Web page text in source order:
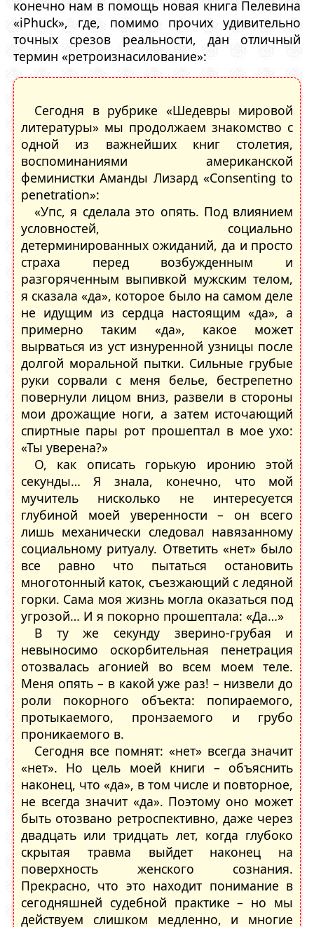
конечно нам в помощь новая книга Пелевина
«iPhuck», где, помимо прочих удивительно
точных срезов реальности, дан отличный
термин «ретроизнасилование»:
Сегодня в рубрике «Шедевры мировой
литературы» мы продолжаем знакомство с
одной из важнейших книг столетия,
воспоминаниями американской
феминистки Аманды Лизард «Consenting to
penetration»:
«Упс, я сделала это опять. Под влиянием
условностей, социально
детерминированных ожиданий, да и просто
страха перед возбужденным и
разгоряченным выпивкой мужским телом,
я сказала «да», которое было на самом деле
не идущим из сердца настоящим «да», а
примерно таким «да», какое может
вырваться из уст изнуренной узницы после
долгой моральной пытки. Сильные грубые
руки сорвали с меня белье, бестрепетно
повернули лицом вниз, развели в стороны
мои дрожащие ноги, а затем источающий
спиртные пары рот прошептал в мое ухо:
«Ты уверена?»
О, как описать горькую иронию этой
секунды… Я знала, конечно, что мой
мучитель нисколько не интересуется
глубиной моей уверенности – он всего
лишь механически следовал навязанному
социальному ритуалу. Ответить «нет» было
все равно что пытаться остановить
многотонный каток, съезжающий с ледяной
горки. Сама моя жизнь могла оказаться под
угрозой… И я покорно прошептала: «Да…»
В ту же секунду зверино-грубая и
невыносимо оскорбительная пенетрация
отозвалась агонией во всем моем теле.
Меня опять – в какой уже раз! – низвели до
роли покорного объекта: попираемого,
протыкаемого, пронзаемого и грубо
проникаемого в.
Сегодня все помнят: «нет» всегда значит
«нет». Но цель моей книги – объяснить
наконец, что «да», в том числе и повторное,
не всегда значит «да». Поэтому оно может
быть отозвано ретроспективно, даже через
двадцать или тридцать лет, когда глубоко
скрытая травма выйдет наконец на
поверхность женского сознания.
Прекрасно, что это находит понимание в
сегодняшней судебной практике – но мы
действуем слишком медленно, и многие